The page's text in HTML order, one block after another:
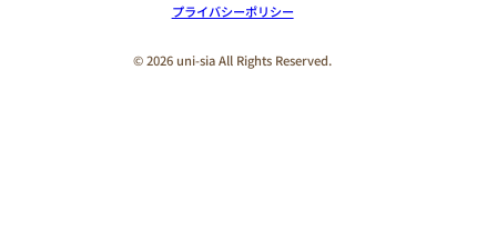
プライバシーポリシー
© 2026 uni-sia All Rights Reserved.